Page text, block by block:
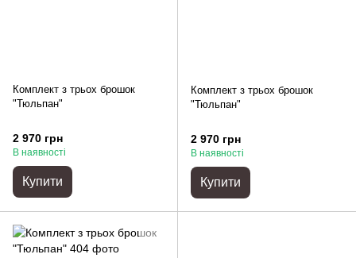
Комплект з трьох брошок
"Тюльпан"
2 970 грн
В наявності
Купити
Комплект з трьох брошок
"Тюльпан"
2 970 грн
В наявності
Купити